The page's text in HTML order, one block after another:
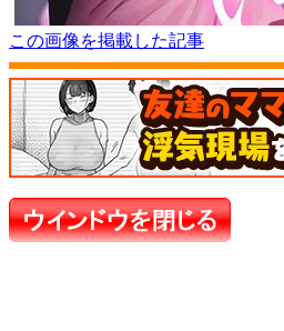
この画像を掲載した記事